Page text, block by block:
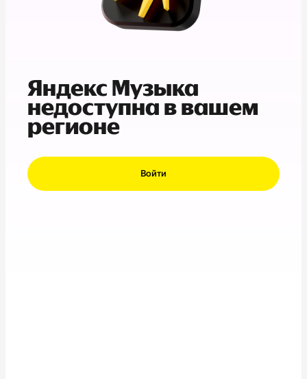
Яндекс Музыка
недоступна в вашем
регионе
Войти